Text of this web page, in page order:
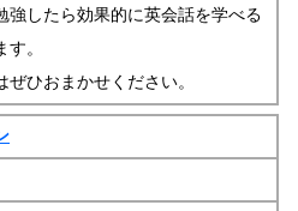
強したら効果的に英会話を学べる
。
ぜひおまかせください。